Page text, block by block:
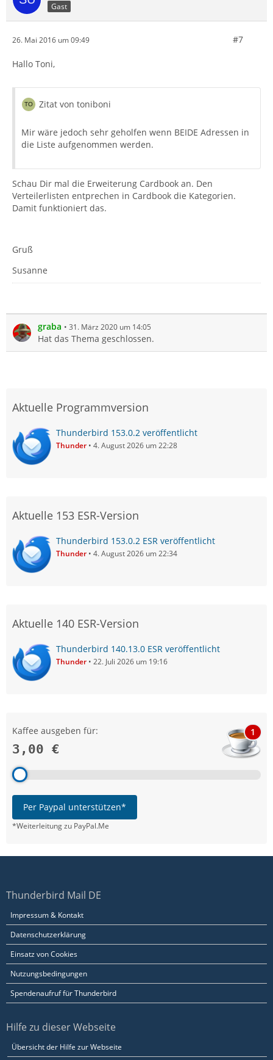
Gast
26. Mai 2016 um 09:49 #7
Hallo Toni,
Zitat von toniboni
Mir wäre jedoch sehr geholfen wenn BEIDE Adressen in
die Liste aufgenommen werden.
Schau Dir mal die Erweiterung Cardbook an. Den
Verteilerlisten entprechen in Cardbook die Kategorien.
Damit funktioniert das.
Gruß
Susanne
graba 31. März 2020 um 14:05
Hat das Thema geschlossen.
Aktuelle Programmversion
Thunderbird 153.0.2 veröffentlicht
Thunder 4. August 2026 um 22:28
Aktuelle 153 ESR-Version
Thunderbird 153.0.2 ESR veröffentlicht
Thunder 4. August 2026 um 22:34
Aktuelle 140 ESR-Version
Thunderbird 140.13.0 ESR veröffentlicht
Thunder 22. Juli 2026 um 19:16
Kaffee ausgeben für:
3,00 €
1
Per Paypal unterstützen*
*Weiterleitung zu PayPal.Me
Thunderbird Mail DE
Impressum & Kontakt
Datenschutzerklärung
Einsatz von Cookies
Nutzungsbedingungen
Spendenaufruf für Thunderbird
Hilfe zu dieser Webseite
Übersicht der Hilfe zur Webseite